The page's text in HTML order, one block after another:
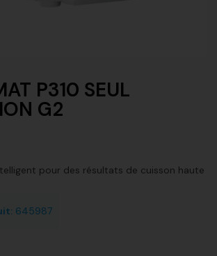
P310 SEUL
G2
pour des résultats de cuisson haute
645987